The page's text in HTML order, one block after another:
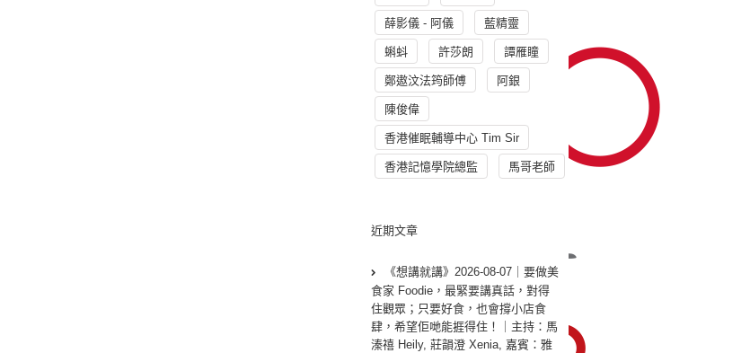
薛影儀 - 阿儀 藍精靈
蝌蚪 許莎朗 譚雁瞳
鄭遨汶法筠師傅 阿銀
陳俊偉
香港催眠輔導中心 Tim Sir
香港記憶學院總監 馬哥老師
近期文章
《想講就講》2026-08-07｜要做美
食家 Foodie，最緊要講真話，對得
住觀眾；只要好食，也會撐小店食
肆，希望佢哋能捱得住！｜主持：馬
溱禧 Heily, 莊韻澄 Xenia, 嘉賓：雅